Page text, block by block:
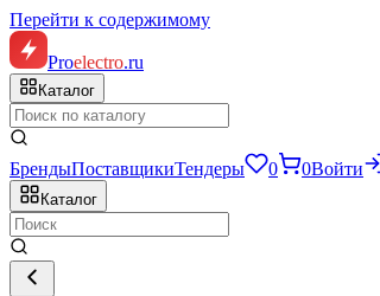
Перейти к содержимому
Proelectro.ru
Каталог
БрендыПоставщикиТендеры 0 0Войти
Каталог